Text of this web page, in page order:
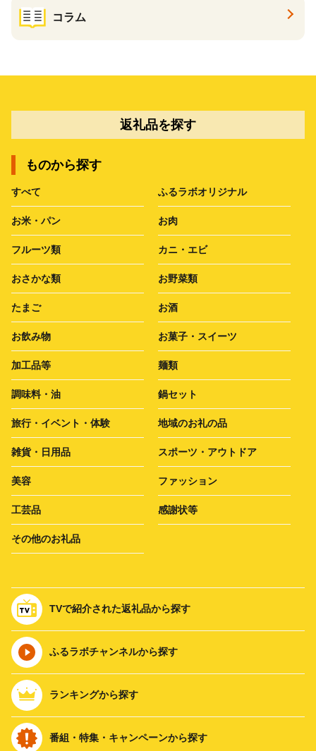
コラム
返礼品を探す
ものから探す
すべて ふるラボオリジナル
お米・パン お肉
フルーツ類 カニ・エビ
おさかな類 お野菜類
たまご お酒
お飲み物 お菓子・スイーツ
加工品等 麺類
調味料・油 鍋セット
旅行・イベント・体験 地域のお礼の品
雑貨・日用品 スポーツ・アウトドア
美容 ファッション
工芸品 感謝状等
その他のお礼品
TVで紹介された返礼品から探す
ふるラボチャンネルから探す
ランキングから探す
番組・特集・キャンペーンから探す